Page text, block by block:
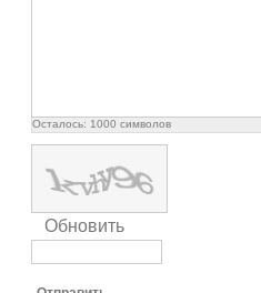
Осталось: 1000 символов
Обновить